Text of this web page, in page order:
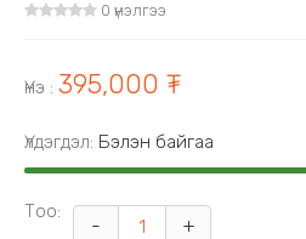
0 үнэлгээ
Үнэ : 395,000 ₮
Үлдэгдэл: Бэлэн байгаа
Тоо:
- +